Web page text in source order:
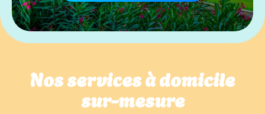
Nos services à domicile
sur-mesure